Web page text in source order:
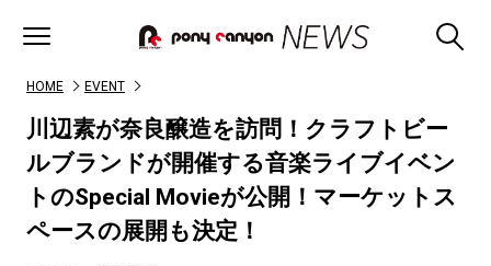
HOME EVENT
川辺素が奈良醸造を訪問！クラフトビー
ルブランドが開催する音楽ライブイベン
トのSpecial Movieが公開！マーケットス
ペースの展開も決定！